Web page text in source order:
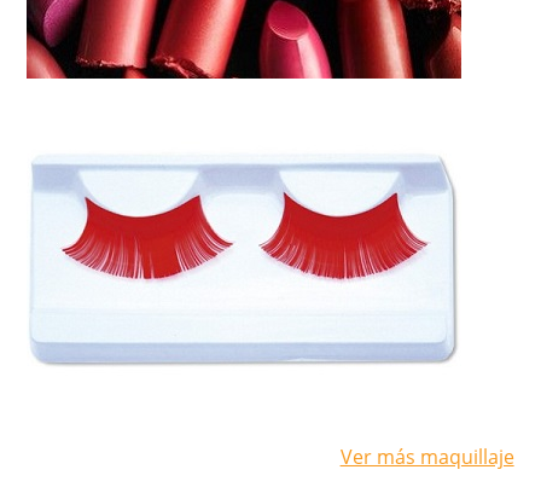
Ver más maquillaje